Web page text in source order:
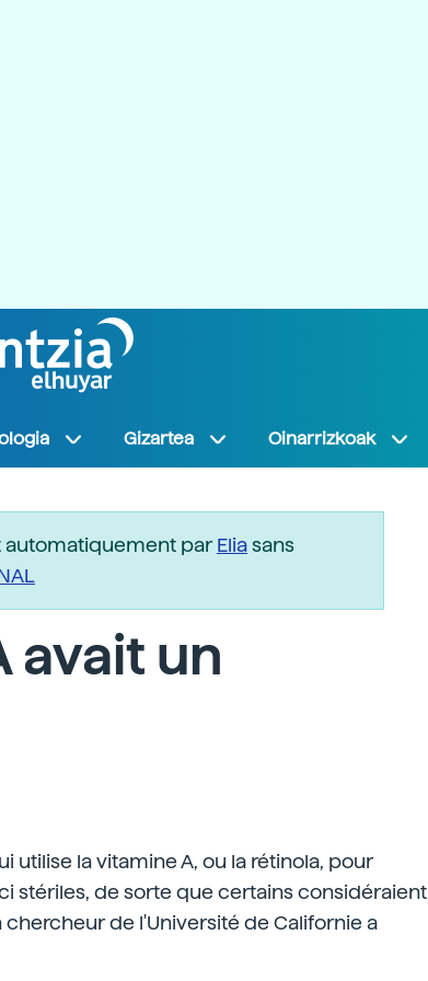
Gizartea Oinarrizkoak
automatiquement parEliasans
avait un
utilise la vitamine A, ou la rétinola, pour
stériles, de sorte que certains considéraient
de l'Université de Californie a